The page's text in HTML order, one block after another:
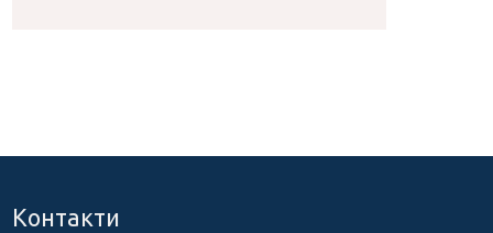
Контакти